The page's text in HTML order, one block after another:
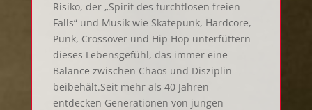
Risiko, der „Spirit des furchtlosen freien
Falls“ und Musik wie Skatepunk, Hardcore,
Punk, Crossover und Hip Hop unterfüttern
dieses Lebensgefühl, das immer eine
Balance zwischen Chaos und Disziplin
beibehält.Seit mehr als 40 Jahren
entdecken Generationen von jungen